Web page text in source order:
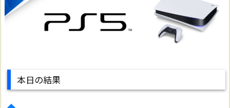
本日の結果